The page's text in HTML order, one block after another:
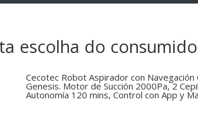
escolha do
Cecotec Robot Aspirador con Navegación
Genesis. Motor de Succión 2000Pa, 2
Autonomía 120 mins, Control con App y